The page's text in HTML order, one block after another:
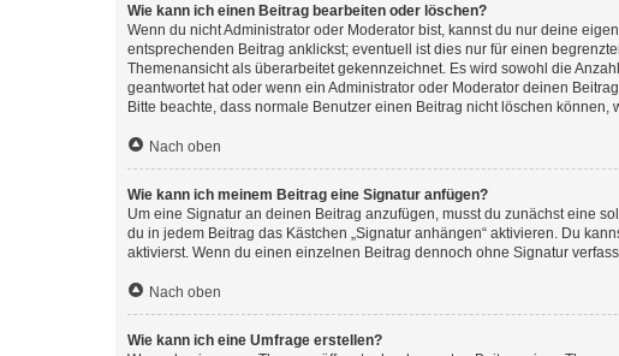
Wie kann ich einen Beitrag bearbeiten oder löschen?
Wenn du nicht Administrator oder Moderator bist, kannst du nur deine
entsprechenden Beitrag anklickst; eventuell ist dies nur für einen
Themenansicht als überarbeitet gekennzeichnet. Es wird sowohl die
geantwortet hat oder wenn ein Administrator oder Moderator deinen
Bitte beachte, dass normale Benutzer einen Beitrag nicht löschen können,
Nach oben
Wie kann ich meinem Beitrag eine Signatur anfügen?
Um eine Signatur an deinen Beitrag anzufügen, musst du zunächst eine
du in jedem Beitrag das Kästchen „Signatur anhängen“ aktivieren. Du
aktivierst. Wenn du einen einzelnen Beitrag dennoch ohne Signatur
Nach oben
Wie kann ich eine Umfrage erstellen?